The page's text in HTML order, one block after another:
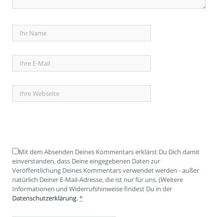
Mit dem Absenden Deines Kommentars erklärst Du Dich damit
einverstanden, dass Deine eingegebenen Daten zur
Veröffentlichung Deines Kommentars verwendet werden - außer
natürlich Deiner E-Mail-Adresse, die ist nur für uns. (Weitere
Informationen und Widerrufshinweise findest Du in der
Datenschutzerklärung.*